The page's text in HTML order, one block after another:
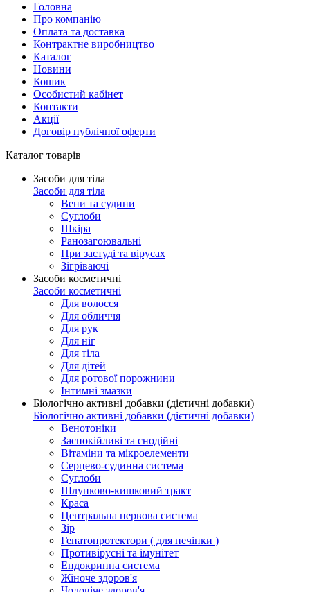
Головна
Про компанію
Оплата та доставка
Контрактне виробництво
Каталог
Новини
Кошик
Особистий кабінет
Контакти
Акції
Договір публічної оферти
Каталог товарів
Засоби для тіла
Засоби для тіла
Вени та судини
Суглоби
Шкіра
Ранозагоювальні
При застуді та вірусах
Зігріваючі
Засоби косметичні
Засоби косметичні
Для волосся
Для обличчя
Для рук
Для ніг
Для тіла
Для дітей
Для ротової порожнини
Інтимні змазки
Біологічно активні добавки (дієтичні добавки)
Біологічно активні добавки (дієтичні добавки)
Венотоніки
Заспокійливі та снодійні
Вітаміни та мікроелементи
Серцево-судинна система
Суглоби
Шлунково-кишковий тракт
Краса
Центральна нервова система
Зір
Гепатопротектори ( для печінки )
Противірусні та імунітет
Ендокринна система
Жіноче здоров'я